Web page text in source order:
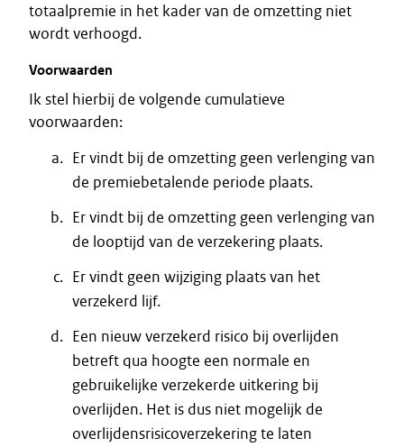
totaalpremie in het kader van de omzetting niet
wordt verhoogd.
Voorwaarden
Ik stel hierbij de volgende cumulatieve
voorwaarden:
Er vindt bij de omzetting geen verlenging van
de premiebetalende periode plaats.
Er vindt bij de omzetting geen verlenging van
de looptijd van de verzekering plaats.
Er vindt geen wijziging plaats van het
verzekerd lijf.
Een nieuw verzekerd risico bij overlijden
betreft qua hoogte een normale en
gebruikelijke verzekerde uitkering bij
overlijden. Het is dus niet mogelijk de
overlijdensrisicoverzekering te laten